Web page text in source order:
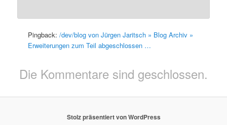
Pingback:/dev/blog von Jürgen Jaritsch » Blog Archiv »
Erweiterungen zum Teil abgeschlossen …
Die Kommentare sind geschlossen.
Stolz präsentiert von WordPress